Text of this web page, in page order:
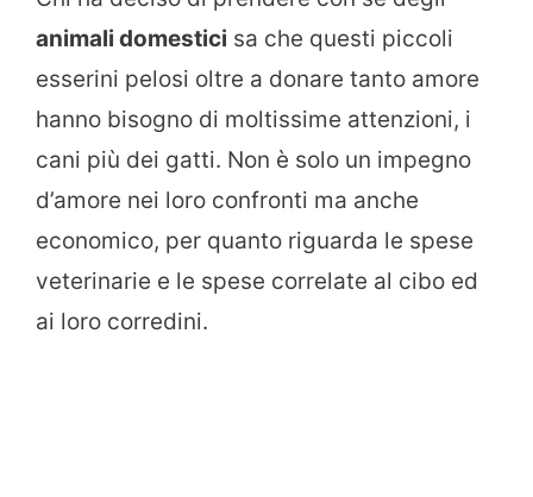
animali domestici sa che questi piccoli
esserini pelosi oltre a donare tanto amore
hanno bisogno di moltissime attenzioni, i
cani più dei gatti. Non è solo un impegno
d’amore nei loro confronti ma anche
economico, per quanto riguarda le spese
veterinarie e le spese correlate al cibo ed
ai loro corredini.